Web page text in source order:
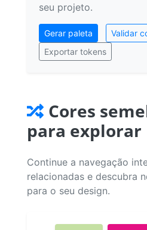
seu projeto.
Gerar paleta
Validar
Exportar tokens
Cores
para explorar
Continue a navegação
relacionadas e descubra
para o seu design.